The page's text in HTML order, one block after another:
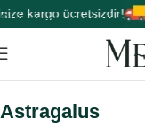
Skip to main content
kargo ücretsizdir!
Astragalus